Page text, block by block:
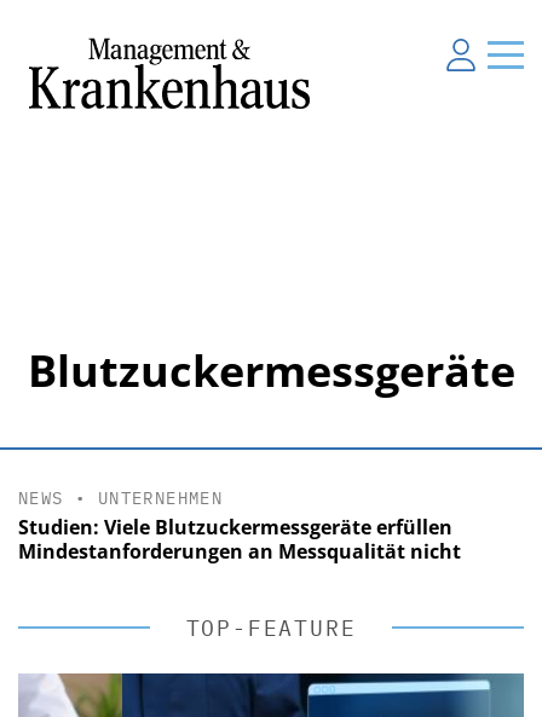
Blutzuckermessgeräte
NEWS • UNTERNEHMEN
Studien: Viele Blutzuckermessgeräte erfüllen
Mindestanforderungen an Messqualität nicht
TOP-FEATURE